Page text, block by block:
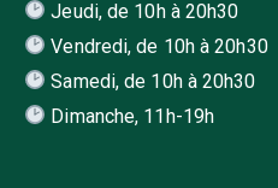
Jeudi, de 10h à 20h30
Vendredi, de 10h à 20h30
Samedi, de 10h à 20h30
Dimanche, 11h-19h